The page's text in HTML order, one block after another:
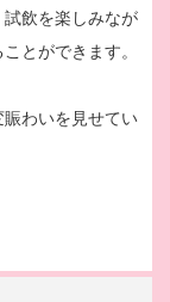
飲を楽しみなが
とができます。
わいを見せてい